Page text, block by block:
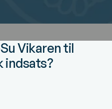
Vikaren til
indsats?